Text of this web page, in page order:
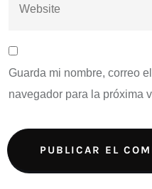
Guarda mi nombre, correo
navegador para la próxima